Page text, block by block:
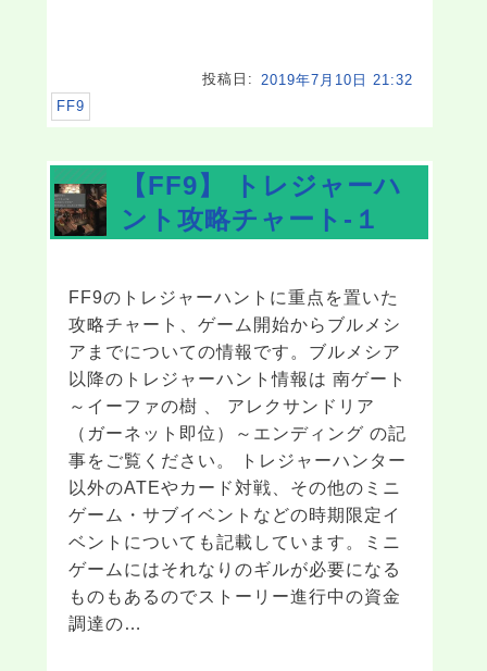
投稿日:
2019年7月10日 21:32
FF9
【FF9】 トレジャーハ
ント攻略チャート-１
FF9のトレジャーハントに重点を置いた
攻略チャート、ゲーム開始からブルメシ
アまでについての情報です。ブルメシア
以降のトレジャーハント情報は 南ゲート
～イーファの樹 、 アレクサンドリア
（ガーネット即位）～エンディング の記
事をご覧ください。 トレジャーハンター
以外のATEやカード対戦、その他のミニ
ゲーム・サブイベントなどの時期限定イ
ベントについても記載しています。ミニ
ゲームにはそれなりのギルが必要になる
ものもあるのでストーリー進行中の資金
調達の…